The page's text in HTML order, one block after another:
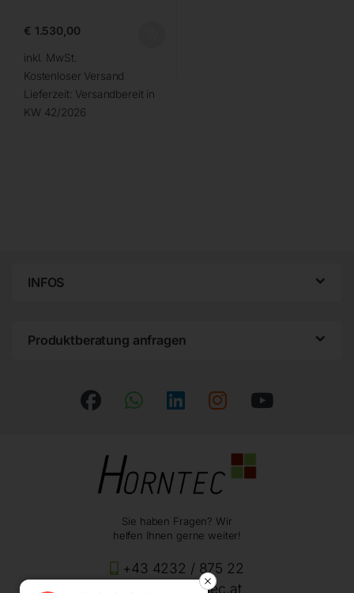
€ 1.530,00
inkl. MwSt.
Kostenloser Versand
Lieferzeit: Versandbereit in
KW 42/2026
INFOS
Produktberatung anfragen
Sie haben Fragen? Wir
helfen Ihnen gerne weiter!
+43 4232 / 875 22
office@horntec.at